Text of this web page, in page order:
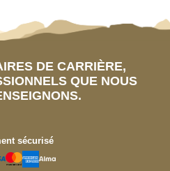
DE CARRIÈRE,
QUE NOUS
sécurisé